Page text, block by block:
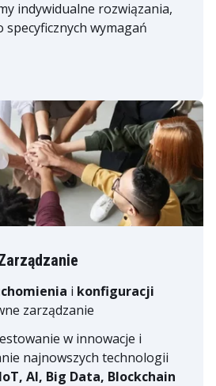
indywidualne rozwiązania,
wymagań
i konfiguracji
zarządzanie
w innowacje i
najnowszych technologii
AI, Big Data, Blockchain